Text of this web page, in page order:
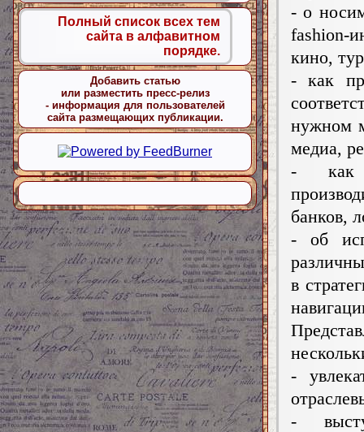
- о
fashion-
кино,
- как
нужном
медиа,
- как
банков,
- об
в
-
-
Полный список всех тем
сайта в алфавитном
порядке.
Добавить статью
или разместить пресс-релиз
- информация для пользователей
сайта размещающих публикации.